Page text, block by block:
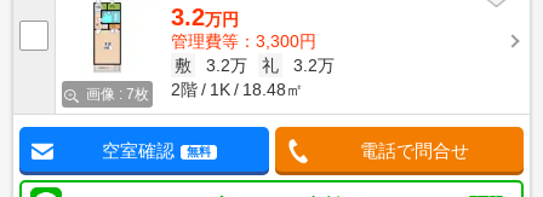
画像 : 7枚
3.2万円
管理費等：3,300円
敷
3.2万 礼
3.2万
2階
1K 18.48㎡
空室確認 無料 電話で問合せ